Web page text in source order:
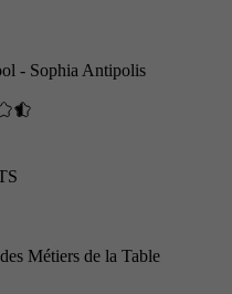
- Sophia Antipolis
Métiers de la Table